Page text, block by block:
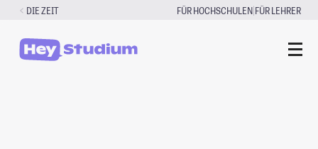
Zum
springen
DIE ZEIT FÜR HOCHSCHULEN|FÜR LEHRER